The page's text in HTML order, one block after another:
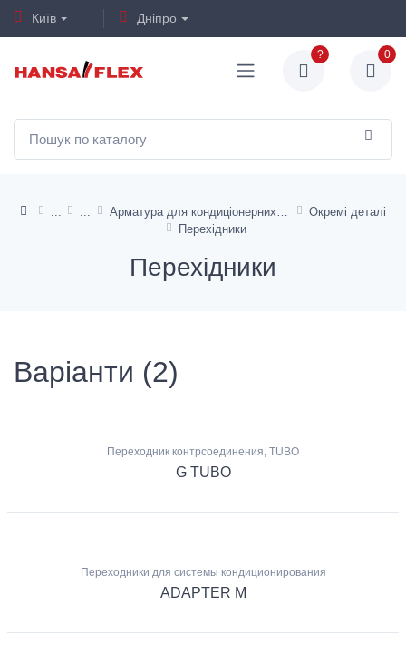
Київ Дніпро
? 0
Окремі деталі
Перехідники
Перехідники
Варіанти (2)
Переходник контрсоединения, TUBO
G TUBO
Переходники для системы кондиционирования
ADAPTER M